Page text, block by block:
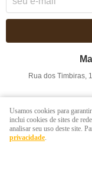
Rua dos Timbiras,
LOJA
Usamos cookies para
inclui cookies de sites de
analisar seu uso deste site.
privacidade.